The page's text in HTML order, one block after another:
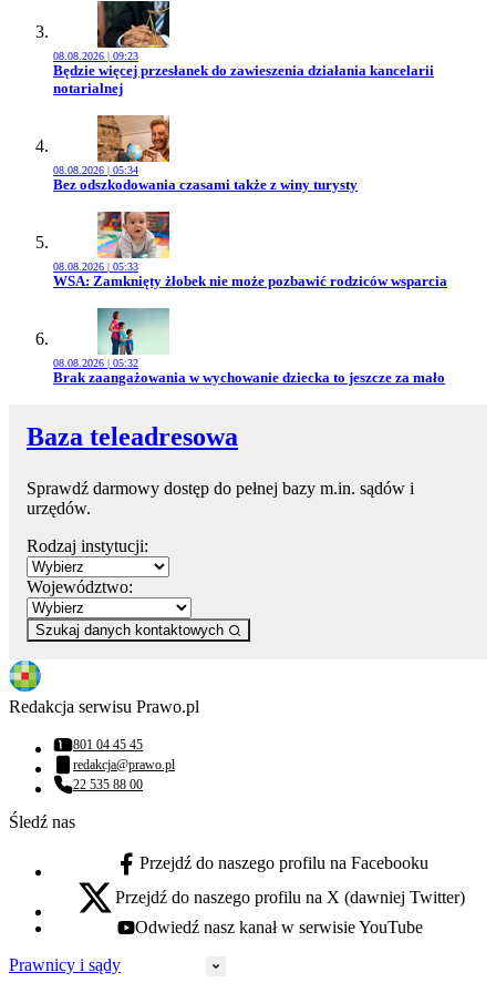
08.08.2026 | 09:23
Przejdź do artykułu:
Będzie więcej przesłanek do zawieszenia działania kancelarii
notarialnej
08.08.2026 | 05:34
Przejdź do artykułu:
Bez odszkodowania czasami także z winy turysty
08.08.2026 | 05:33
Przejdź do artykułu:
WSA: Zamknięty żłobek nie może pozbawić rodziców wsparcia
08.08.2026 | 05:32
Przejdź do artykułu:
Brak zaangażowania w wychowanie dziecka to jeszcze za mało
Baza teleadresowa
Sprawdź darmowy dostęp do pełnej bazy m.in. sądów i
urzędów.
Rodzaj instytucji:
Województwo:
Szukaj danych kontaktowych
Redakcja serwisu Prawo.pl
Numer telefonu:
801 04 45 45
Adres email:
redakcja@prawo.pl
Numer telefonu:
22 535 88 00
Śledź nas
facebook - otwiera się w nowej karcie
Przejdź do naszego profilu na Facebooku
x - otwiera się w nowej karcie
Przejdź do naszego profilu na X (dawniej Twitter)
youtube - otwiera się w nowej karcie
Odwiedź nasz kanał w serwisie YouTube
Prawnicy i sądy